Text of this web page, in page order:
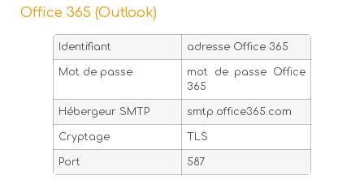
Office 365 (Outlook)
Identifiant adresse Office 365
Mot de passe
mot de passe Office
365
Hébergeur SMTP smtp.office365.com
Cryptage TLS
Port 587